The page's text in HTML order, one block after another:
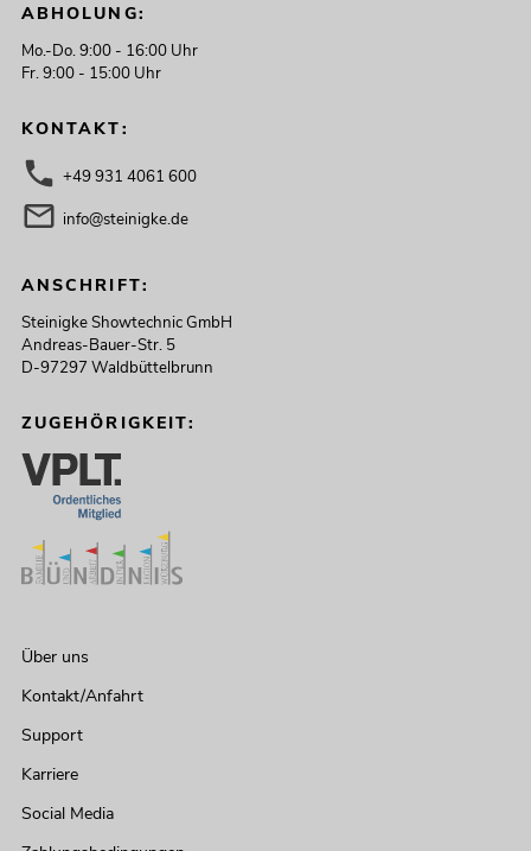
ABHOLUNG:
Mo.-Do. 9:00 - 16:00 Uhr
Fr. 9:00 - 15:00 Uhr
KONTAKT:
+49 931 4061 600
info@steinigke.de
ANSCHRIFT:
Steinigke Showtechnic GmbH
Andreas-Bauer-Str. 5
D-97297 Waldbüttelbrunn
ZUGEHÖRIGKEIT:
Über uns
Kontakt/Anfahrt
Support
Karriere
Social Media